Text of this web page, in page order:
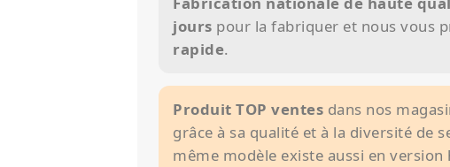
jours pour la fabriquer et nous vous
rapide.
Produit TOP ventes dans nos
grâce à sa qualité et à la diversité de
même modèle existe aussi en version